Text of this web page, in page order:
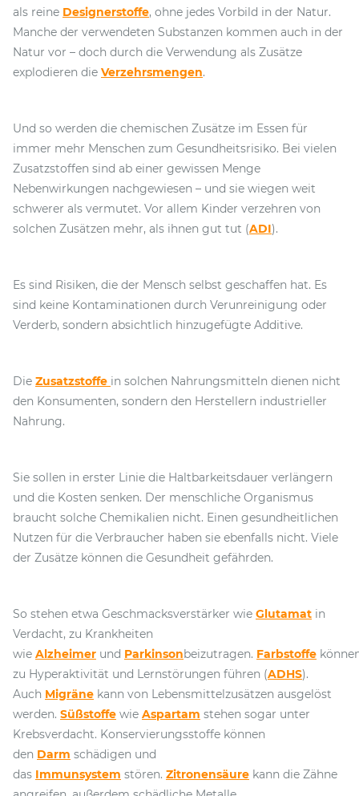
als reine Designerstoffe, ohne jedes Vorbild in der Natur.
Manche der verwendeten Substanzen kommen auch in der
Natur vor – doch durch die Verwendung als Zusätze
explodieren die Verzehrsmengen.
Und so werden die chemischen Zusätze im Essen für
immer mehr Menschen zum Gesundheitsrisiko. Bei vielen
Zusatzstoffen sind ab einer gewissen Menge
Nebenwirkungen nachgewiesen – und sie wiegen weit
schwerer als vermutet. Vor allem Kinder verzehren von
solchen Zusätzen mehr, als ihnen gut tut (ADI).
Es sind Risiken, die der Mensch selbst geschaffen hat. Es
sind keine Kontaminationen durch Verunreinigung oder
Verderb, sondern absichtlich hinzugefügte Additive.
Die Zusatzstoffe in solchen Nahrungsmitteln dienen nicht
den Konsumenten, sondern den Herstellern industrieller
Nahrung.
Sie sollen in erster Linie die Haltbarkeitsdauer verlängern
und die Kosten senken. Der menschliche Organismus
braucht solche Chemikalien nicht. Einen gesundheitlichen
Nutzen für die Verbraucher haben sie ebenfalls nicht. Viele
der Zusätze können die Gesundheit gefährden.
So stehen etwa Geschmacksverstärker wie Glutamat in
Verdacht, zu Krankheiten
wie Alzheimer und Parkinsonbeizutragen. Farbstoffe
zu Hyperaktivität und Lernstörungen führen (ADHS).
Auch Migräne kann von Lebensmittelzusätzen ausgelöst
werden. Süßstoffe wie Aspartam stehen sogar unter
Krebsverdacht. Konservierungsstoffe können
den Darm schädigen und
das Immunsystem stören. Zitronensäure kann die Zähne